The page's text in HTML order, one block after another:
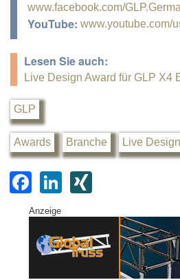
www.facebook.com/
YouTube: www.youtube.com/
Lesen Sie auch:
Live Design Award für GLP X4
GLP
Awards Branche Live
F
a
c
e
Li
k
e
G
Anzeige